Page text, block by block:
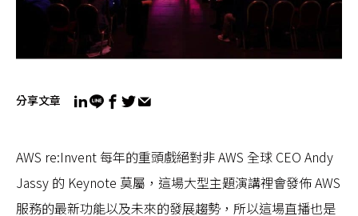
分享文章
AWS re:Invent 每年的重頭戲絕對非 AWS 全球 CEO Andy
Jassy 的 Keynote 莫屬，這場大型主題演講裡會發佈 AWS
服務的最新功能以及未來的發展趨勢，所以這場直播也是